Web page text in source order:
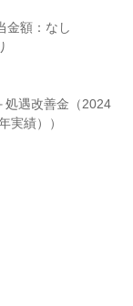
金額：なし
処遇改善金（2024
実績））